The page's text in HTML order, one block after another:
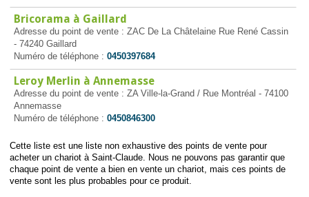
Bricorama à Gaillard
Adresse du point de vente : ZAC De La Châtelaine Rue René Cassin
- 74240 Gaillard
Numéro de téléphone : 0450397684
Leroy Merlin à Annemasse
Adresse du point de vente : ZA Ville-la-Grand / Rue Montréal - 74100
Annemasse
Numéro de téléphone : 0450846300
Cette liste est une liste non exhaustive des points de vente pour
acheter un chariot à Saint-Claude. Nous ne pouvons pas garantir que
chaque point de vente a bien en vente un chariot, mais ces points de
vente sont les plus probables pour ce produit.